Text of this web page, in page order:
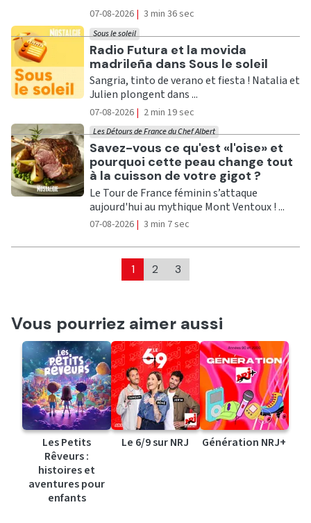
07-08-2026 | 3 min 36 sec
Ecouter
Radio Futura et la movida
madrileña dans Sous le soleil
Sous le soleil
Sangria, tinto de verano et fiesta ! Natalia et
Julien plongent dans ...
07-08-2026 | 2 min 19 sec
Ecouter
Savez-vous ce qu'est «l'oise» et
pourquoi cette peau change tout
à la cuisson de votre gigot ?
Les Détours de France du Chef Albert
Le Tour de France féminin s’attaque
aujourd'hui au mythique Mont Ventoux ! ...
07-08-2026 | 3 min 7 sec
1 2 3
Vous pourriez aimer aussi
Les Petits
Rêveurs :
histoires et
aventures pour
enfants
Le 6/9 sur NRJ Génération NRJ+